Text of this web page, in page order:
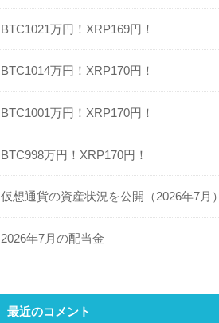
BTC1021万円！XRP169円！
BTC1014万円！XRP170円！
BTC1001万円！XRP170円！
BTC998万円！XRP170円！
仮想通貨の資産状況を公開（2026年7月）
2026年7月の配当金
最近のコメント